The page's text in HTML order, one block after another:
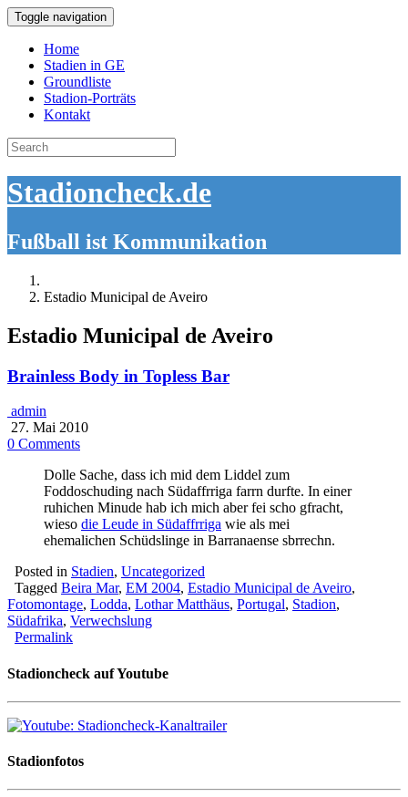
Toggle navigation
Home
Stadien in GE
Groundliste
Stadion-Porträts
Kontakt
Search
for:
Stadioncheck.de
Fußball ist Kommunikation
Estadio Municipal de Aveiro
Estadio Municipal de Aveiro
Brainless Body in Topless Bar
admin
27. Mai 2010
0 Comments
Dolle Sache, dass ich mid dem Liddel zum
Foddoschuding nach Südaffrriga farrn durfte. In einer
ruhichen Minude hab ich mich aber fei scho gfracht,
wieso die Leude in Südaffrriga wie als mei
ehemalichen Schüdslinge in Barranaense sbrrechn.
Posted in Stadien, Uncategorized
Tagged Beira Mar, EM 2004, Estadio Municipal de Aveiro,
Fotomontage, Lodda, Lothar Matthäus, Portugal, Stadion,
Südafrika, Verwechslung
Permalink
Stadioncheck auf Youtube
Stadionfotos